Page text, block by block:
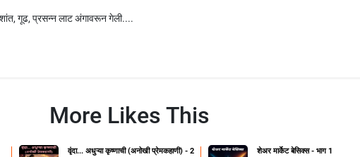
गूढ, प्रसन्न लाट अंगावरून गेली....
More Likes This
वृंदा... अधुऱ्या कृष्णाची (अनोखी प्रेमकहाणी) - 2 शेअर मार्केट बेसिक्स - भाग 1